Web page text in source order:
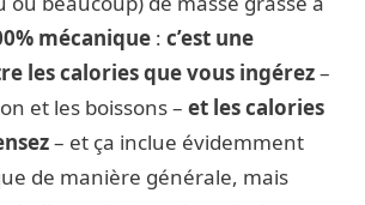
mécanique : c’est une
les calories que vous ingérez–
et les boissons – et les calories
– et ça inclue évidemment
de manière générale, mais